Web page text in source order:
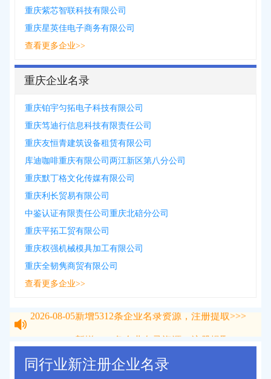
重庆紫芯智联科技有限公司
重庆星英佳电子商务有限公司
查看更多企业>>
重庆企业名录
重庆铂宇匀拓电子科技有限公司
重庆笃迪行信息科技有限责任公司
重庆友恒青建筑设备租赁有限公司
库迪咖啡重庆有限公司两江新区第八分公司
重庆默丁格文化传媒有限公司
重庆利长贸易有限公司
中鉴认证有限责任公司重庆北碚分公司
重庆平拓工贸有限公司
重庆权强机械模具加工有限公司
重庆全韧隽商贸有限公司
查看更多企业>>
新增 条企业名录资源，注册提取>>>
同行业新注册企业名录